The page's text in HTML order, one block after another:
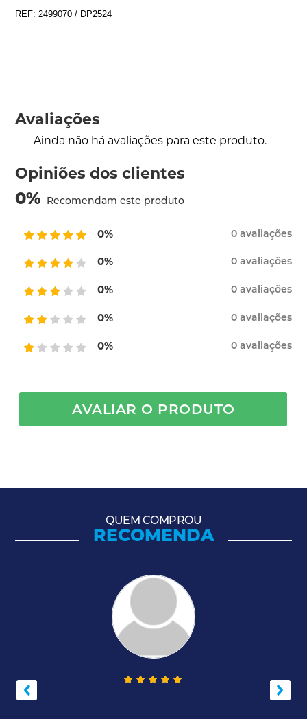
REF: 2499070 / DP2524
Avaliações
Ainda não há avaliações para este produto.
Opiniões dos clientes
0% Recomendam este produto
0% 0 avaliações
0% 0 avaliações
0% 0 avaliações
0% 0 avaliações
0% 0 avaliações
AVALIAR O PRODUTO
QUEM COMPROU
RECOMENDA